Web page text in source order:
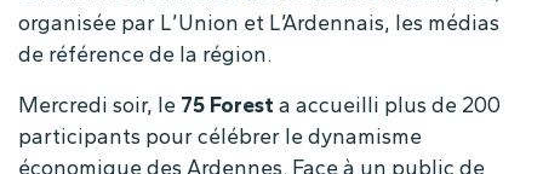
organisée par L’Union et L’Ardennais, les médias
de référence de la région.
Mercredi soir, le 75 Forest a accueilli plus de 200
participants pour célébrer le dynamisme
économique des Ardennes. Face à un public de